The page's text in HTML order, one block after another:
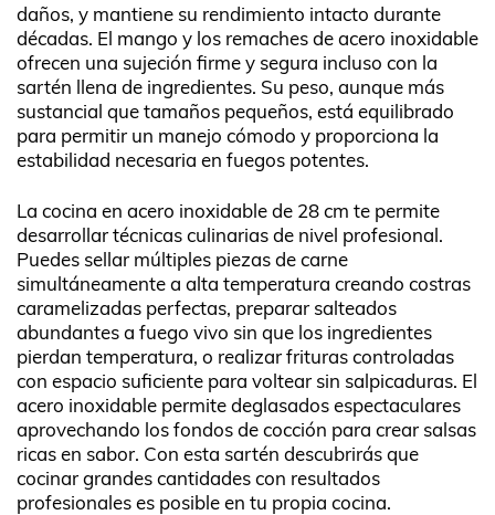
daños, y mantiene su rendimiento intacto durante
décadas. El mango y los remaches de acero inoxidable
ofrecen una sujeción firme y segura incluso con la
sartén llena de ingredientes. Su peso, aunque más
sustancial que tamaños pequeños, está equilibrado
para permitir un manejo cómodo y proporciona la
estabilidad necesaria en fuegos potentes.
La cocina en acero inoxidable de 28 cm te permite
desarrollar técnicas culinarias de nivel profesional.
Puedes sellar múltiples piezas de carne
simultáneamente a alta temperatura creando costras
caramelizadas perfectas, preparar salteados
abundantes a fuego vivo sin que los ingredientes
pierdan temperatura, o realizar frituras controladas
con espacio suficiente para voltear sin salpicaduras. El
acero inoxidable permite deglasados espectaculares
aprovechando los fondos de cocción para crear salsas
ricas en sabor. Con esta sartén descubrirás que
cocinar grandes cantidades con resultados
profesionales es posible en tu propia cocina.